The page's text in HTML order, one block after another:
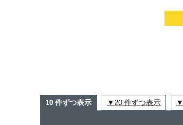
10 件ずつ表示 20 件ずつ表示